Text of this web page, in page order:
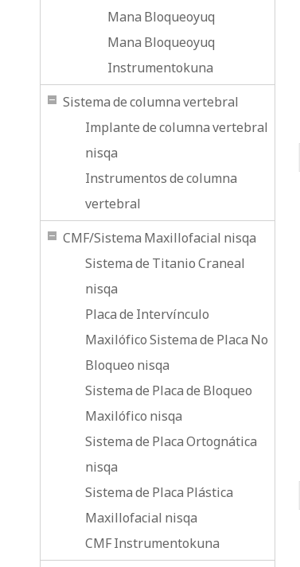
Mana Bloqueoyuq
Mana Bloqueoyuq
Instrumentokuna
Sistema de columna vertebral
Implante de columna vertebral
nisqa
Instrumentos de columna
vertebral
CMF/Sistema Maxillofacial nisqa
Sistema de Titanio Craneal
nisqa
Placa de Intervínculo
Maxilófico Sistema de Placa No
Bloqueo nisqa
Sistema de Placa de Bloqueo
Maxilófico nisqa
Sistema de Placa Ortognática
nisqa
Sistema de Placa Plástica
Maxillofacial nisqa
CMF Instrumentokuna